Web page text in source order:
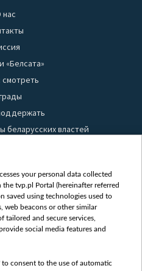
нас
«Белсата»
смотреть
беларусских властей
материалов
news
Life
English
your personal data collected
tvp.pl Portal (hereinafter referred
saved using technologies used to
web beacons or other similar
and secure services,
social media features and
consent to the use of automatic